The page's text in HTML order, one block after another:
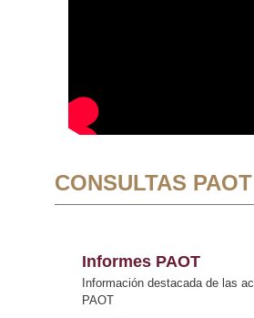
CONSULTAS PAOT
Informes PAOT
Información destacada de las
PAOT